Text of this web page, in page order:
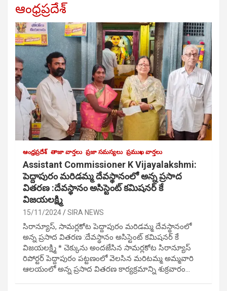
ఆంధ్రప్రదేశ్
ఆంధ్రప్రదేశ్ తాజా వార్తలు ప్రజా సమస్యలు ప్రముఖ వార్తలు
Assistant Commissioner K Vijayalakshmi:
పెద్దాపురం మరిడమ్మ దేవస్థానంలో అన్న ప్రసాద
వితరణ :దేవస్థానం అసిస్టెంట్ కమిషనర్ కే
విజయలక్ష్మి
15/11/2024 SIRA NEWS
సిరాన్యూస్, సామర్లకోట పెద్దాపురం మరిడమ్మ దేవస్థానంలో
అన్న ప్రసాద వితరణ :దేవస్థానం అసిస్టెంట్ కమిషనర్ కే
విజయలక్ష్మి * చెక్కును అందజేసిన సామర్లకోట సిరాన్యూస్
రిపోర్టర్ పెద్దాపురం పట్టణంలో వెలసిన మరిటమ్మ అమ్మవారి
ఆలయంలో అన్న ప్రసాద వితరణ కార్యక్రమాన్ని శుక్రవారం…